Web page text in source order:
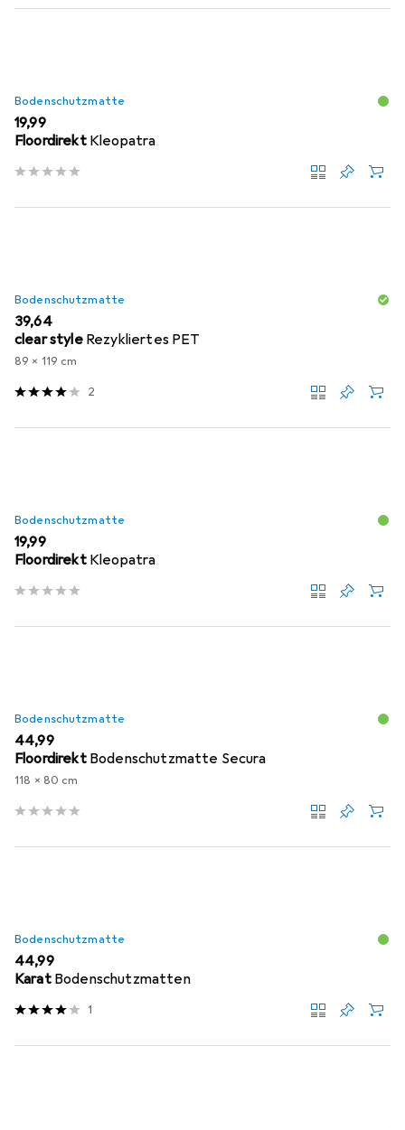
Bodenschutzmatte
EUR
19,99
Floordirekt Kleopatra
Bodenschutzmatte
EUR
39,64
clear style Rezykliertes PET
89 x 119 cm
2
Bodenschutzmatte
EUR
19,99
Floordirekt Kleopatra
Bodenschutzmatte
EUR
44,99
Floordirekt Bodenschutzmatte Secura
118 x 80 cm
Bodenschutzmatte
EUR
44,99
Karat Bodenschutzmatten
1